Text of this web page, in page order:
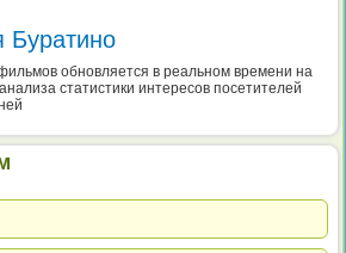
обновляется в реальном времени на
статистики интересов посетителей